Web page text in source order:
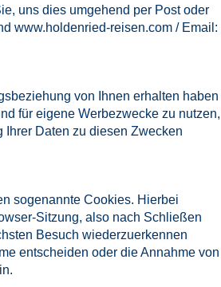
uns dies umgehend per Post oder
www.holdenried-reisen.com / Email:
von Ihnen erhalten haben
für eigene Werbezwecke zu nutzen,
Ihrer Daten zu diesen Zwecken
sogenannte Cookies. Hierbei
Sitzung, also nach Schließen
Besuch wiederzuerkennen
entscheiden oder die Annahme von